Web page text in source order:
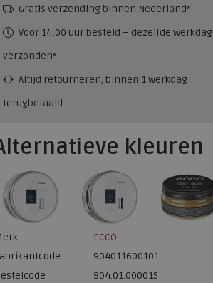
Gratis verzending binnen Nederland*
Voor 14:00 uur besteld = dezelfde werkdag
verzonden*
Altijd retourneren, binnen 1 werkdag
terugbetaald
kleuren
ECCO
904011600101
904.01.000015